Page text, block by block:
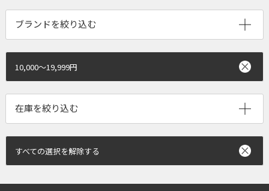
ブランドを絞り込む
10,000～19,999円
すべての選択を解除する